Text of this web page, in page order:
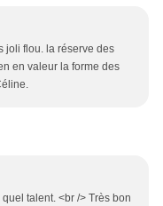
joli flou. la réserve des
en valeur la forme des
talent. <br /> Très bon